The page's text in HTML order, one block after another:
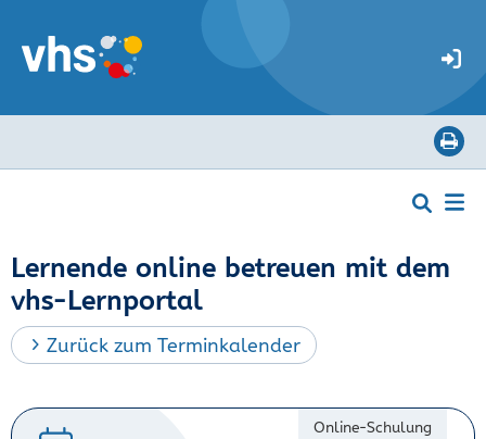
Lernende online betreuen mit dem
vhs-Lernportal
Zurück zum Terminkalender
Online-Schulung